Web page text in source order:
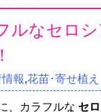
ルなセロ
報,花苗･寄せ植
、カラフルな セ